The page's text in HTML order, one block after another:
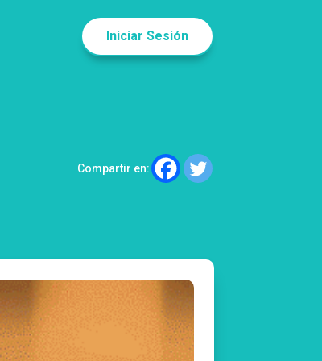
Iniciar Sesión
Compartir en: